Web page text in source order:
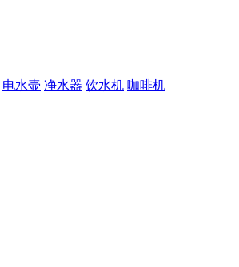
电水壶 净水器 饮水机 咖啡机